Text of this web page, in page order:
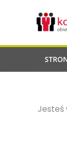
Jesteś